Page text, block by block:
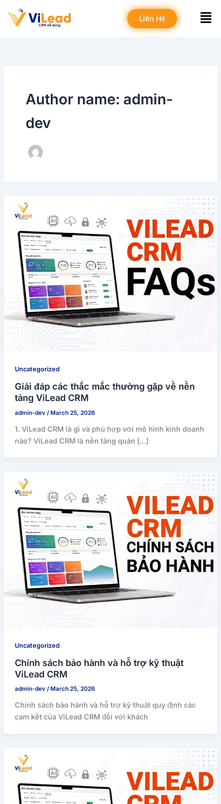
content
Liên Hệ
Author name: admin-
dev
Uncategorized
Giải đáp các thắc mắc thường gặp về nền
tảng ViLead CRM
admin-dev /March 25, 2026
1. ViLead CRM là gì và phù hợp với mô hình kinh doanh
nào? ViLead CRM là nền tảng quản […]
Uncategorized
Chính sách bảo hành và hỗ trợ kỹ thuật
ViLead CRM
admin-dev / March 25, 2026
Chính sách bảo hành và hỗ trợ kỹ thuật quy định các
cam kết của ViLead CRM đối với khách